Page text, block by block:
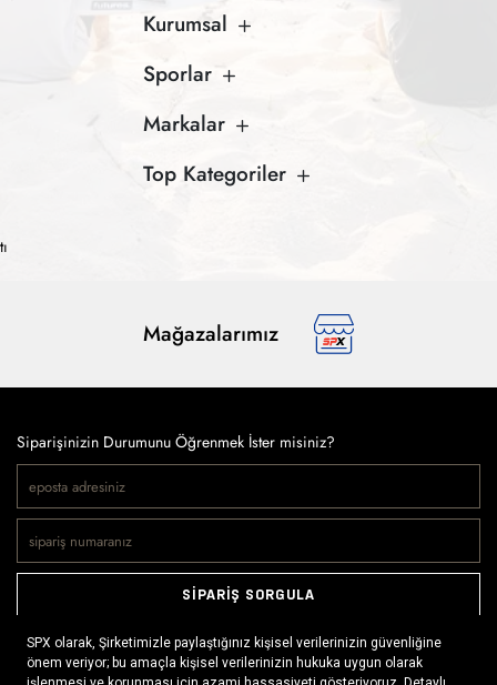
Kurumsal
Sporlar
Markalar
Top Kategoriler
Mağazalarımız
Siparişinizin Durumunu Öğrenmek İster misiniz?
SİPARİŞ SORGULA
Doğaya ve spora tutkuyla bağlı olanların markası SPX, çeşitli